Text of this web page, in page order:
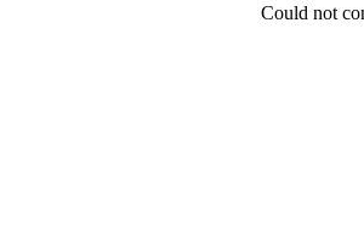
Could not